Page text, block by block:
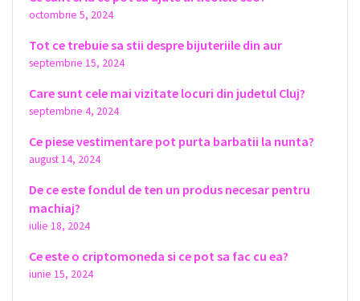
octombrie 5, 2024
Tot ce trebuie sa stii despre bijuteriile din aur
septembrie 15, 2024
Care sunt cele mai vizitate locuri din judetul Cluj?
septembrie 4, 2024
Ce piese vestimentare pot purta barbatii la nunta?
august 14, 2024
De ce este fondul de ten un produs necesar pentru
machiaj?
iulie 18, 2024
Ce este o criptomoneda si ce pot sa fac cu ea?
iunie 15, 2024